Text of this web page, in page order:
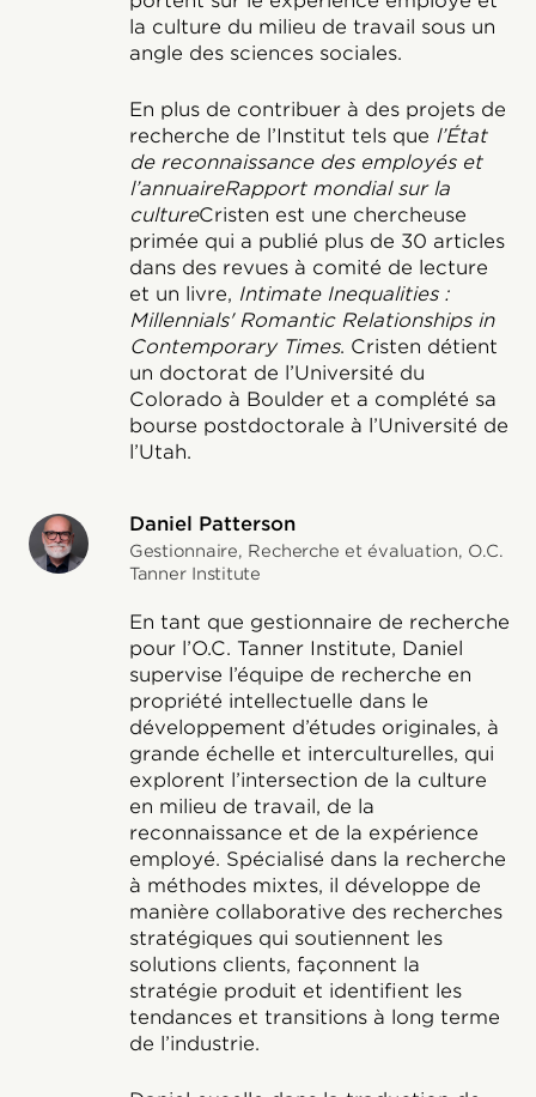
la culture du milieu de travail sous un
angle des sciences sociales.
En plus de contribuer à des projets de
recherche de l’Institut tels que l’État
de reconnaissance des employés et
l’annuaireRapport mondial sur la
cultureCristen est une chercheuse
primée qui a publié plus de 30 articles
dans des revues à comité de lecture
et un livre, Intimate Inequalities :
Millennials' Romantic Relationships in
Contemporary Times. Cristen détient
un doctorat de l’Université du
Colorado à Boulder et a complété sa
bourse postdoctorale à l’Université de
l’Utah.
Daniel Patterson
Gestionnaire, Recherche et évaluation, O.C.
Tanner Institute
En tant que gestionnaire de recherche
pour l’O.C. Tanner Institute, Daniel
supervise l’équipe de recherche en
propriété intellectuelle dans le
développement d’études originales, à
grande échelle et interculturelles, qui
explorent l’intersection de la culture
en milieu de travail, de la
reconnaissance et de la expérience
employé. Spécialisé dans la recherche
à méthodes mixtes, il développe de
manière collaborative des recherches
stratégiques qui soutiennent les
solutions clients, façonnent la
stratégie produit et identifient les
tendances et transitions à long terme
de l’industrie.